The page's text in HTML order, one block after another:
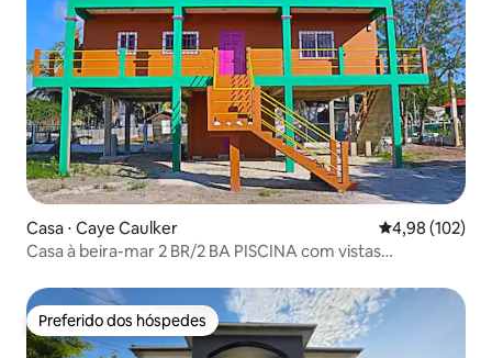
Casa ⋅ Caye Caulker 4,98 de uma
4,98 (102)
Casa à beira-mar 2 BR/2 BA PISCINA com vistas
Preferido dos hóspedes
Preferido dos hóspedes